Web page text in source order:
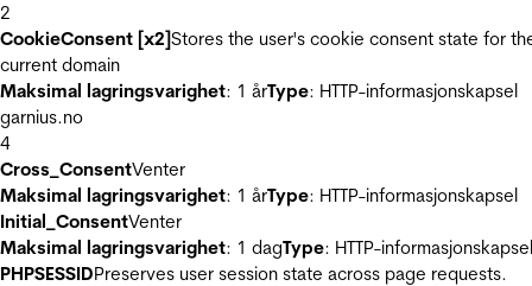
2
CookieConsent [x2]Stores the user's cookie consent state for
current domain
Maksimal lagringsvarighet: 1 årType: HTTP-informasjonskapsel
garnius.no
4
Cross_ConsentVenter
Maksimal lagringsvarighet: 1 årType: HTTP-informasjonskapsel
Initial_ConsentVenter
Maksimal lagringsvarighet: 1 dagType: HTTP-informasjonskapsel
PHPSESSIDPreserves user session state across page requests.